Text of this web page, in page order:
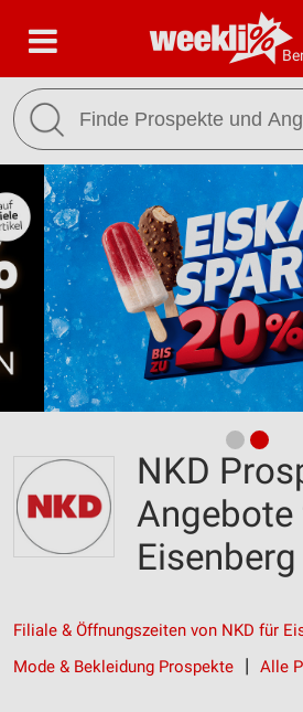
NKD
Angebote
Filiale & Öffnungszeiten von NKD für
Mode & Bekleidung Prospekte
Alle